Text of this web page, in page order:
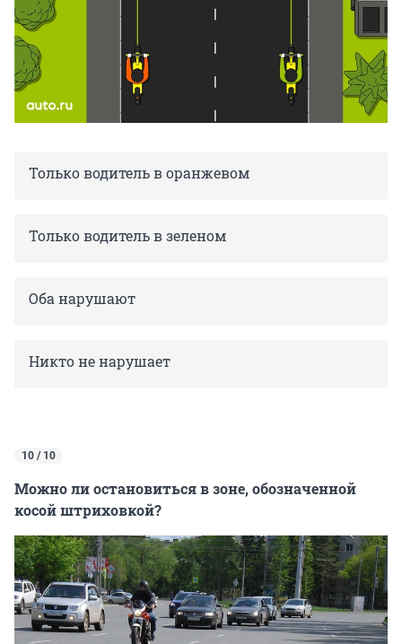
Только водитель в оранжевом
Только водитель в зеленом
Оба нарушают
Никто не нарушает
10 / 10
Можно ли остановиться в зоне, обозначенной
косой штриховкой?